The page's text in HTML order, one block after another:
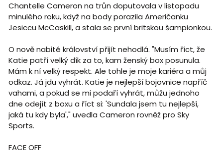
Chantelle Cameron na trůn doputovala v listopadu
minulého roku, když na body porazila Američanku
Jesiccu McCaskill, a stala se první britskou šampionkou.
O nově nabité království přijít nehodlá. "Musím říct, že
Katie patří velký dík za to, kam ženský box posunula.
Mám k ní velký respekt. Ale tohle je moje kariéra a můj
odkaz. Já jdu vyhrát. Katie je nejlepší bojovnice napříč
vahami, a pokud se mi podaří vyhrát, můžu jednoho
dne odejít z boxu a říct si: 'Sundala jsem tu nejlepší,
jaká tu kdy byla'," uvedla Cameron rovněž pro Sky
Sports.
FACE OFF